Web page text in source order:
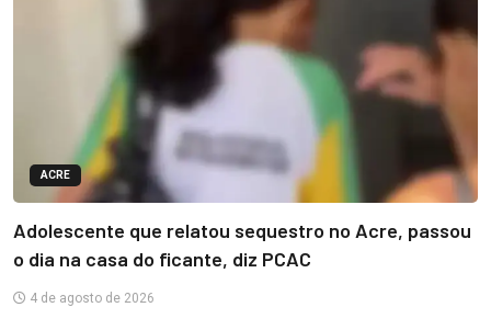
ACRE
Adolescente que relatou sequestro no Acre, passou
o dia na casa do ficante, diz PCAC
4 de agosto de 2026